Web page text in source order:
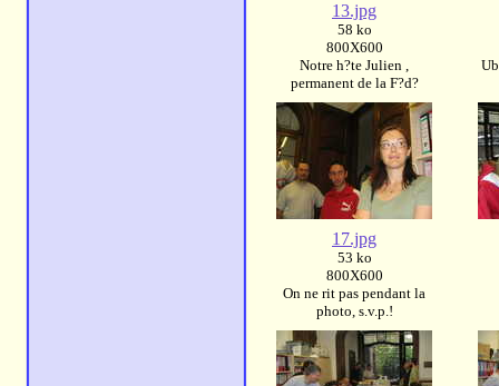
13.jpg
58 ko
800X600
Notre h?te Julien ,
permanent de la F?d?
17.jpg
53 ko
800X600
On ne rit pas pendant la
photo, s.v.p.!